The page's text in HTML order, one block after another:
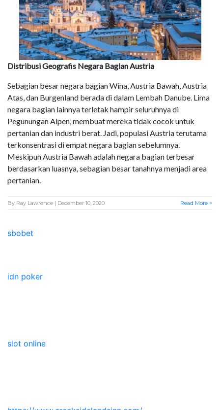
Distribusi Geografis Negara Bagian Austria
Sebagian besar negara bagian Wina, Austria Bawah, Austria
Atas, dan Burgenland berada di dalam Lembah Danube. Lima
negara bagian lainnya terletak hampir seluruhnya di
Pegunungan Alpen, membuat mereka tidak cocok untuk
pertanian dan industri berat. Jadi, populasi Austria terutama
terkonsentrasi di empat negara bagian sebelumnya.
Meskipun Austria Bawah adalah negara bagian terbesar
berdasarkan luasnya, sebagian besar tanahnya menjadi area
pertanian.
By Ray Lawrence | December 10, 2020 Read More >
sbobet
idn poker
slot online